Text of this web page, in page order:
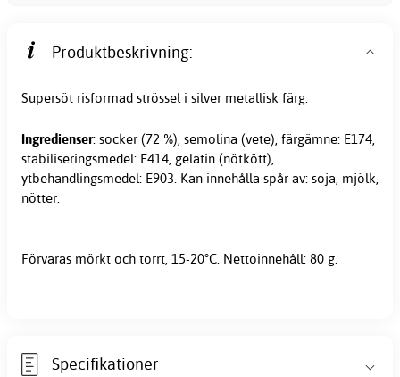
Produktbeskrivning:
Supersöt risformad strösseli silver metallisk färg.
Ingredienser: socker (72 %), semolina (vete), färgämne: E174,
stabiliseringsmedel: E414, gelatin (nötkött),
ytbehandlingsmedel: E903. Kan innehålla spår av: soja, mjölk,
nötter.
Förvaras mörkt och torrt, 15-20°C. Nettoinnehåll: 80 g.
Specifikationer